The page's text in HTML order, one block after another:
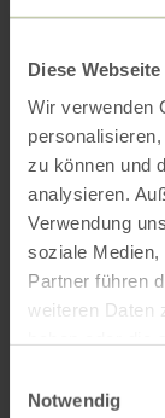
Diese
Wir verwenden
zu können und
analysieren.
Verwendung
soziale Medien,
Partner führen
weiteren Daten
Notwendig
sein
mehr
erfahren
zu:
Die
Halle